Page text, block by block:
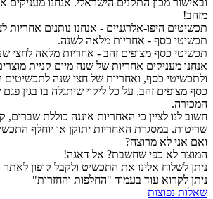
מזהב!
תכשיטים היפו-אלרגניים - אנחנו נותנים אחריות
תכשיטי כסף - אחריות מלאה לשנה.
תכשיטי כסף מצופים זהב - אחריות מלאה לחצי
אנחנו מעניקים אחריות של שנה מיום קניית
ולתכשיטי כסף, ואחריות של חצי שנה לתכשיטים
כסף מצופים זהב, על כל ליקוי שיתגלה בו בגין
המכירה.
חשוב לנו לציין כי האחריות איננה כוללת שברים,
שריטות. במסגרת האחריות יתוקן או יוחלף
ואם אני לא מרוצה?
המוצר לא כפי שחשבת? אל דאגה!
ניתן לשלוח אלינו את התכשיט ולקבל קופון לאתר
ניתן לקרוא עוד בעמוד "החלפות והחזרות"
שאלות נפוצות